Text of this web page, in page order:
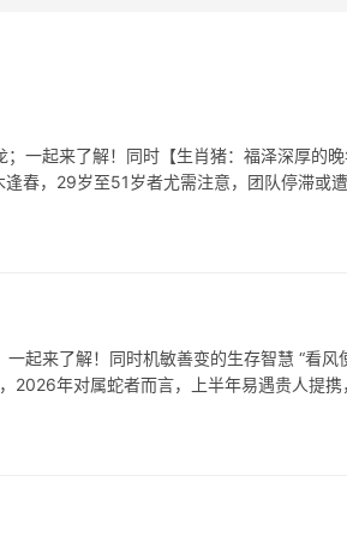
一起来了解！同时【生肖猪：福泽深厚的
春，29岁至51岁者尤需注意，团队停滞或
起来了解！同时机敏善变的生存智慧 “看风
2026年对属蛇者而言，上半年易遇贵人提携